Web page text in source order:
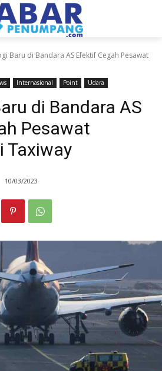
Baru di Bandara AS Efektif Cegah Pesawat
Internasional Point Udara
di Bandara AS
Pesawat
Taxiway
10/03/2023